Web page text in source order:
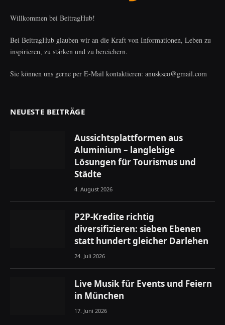
Willkommen bei BeitragHub!
Bei BeitragHub glauben wir an die Kraft von Informationen, Leben zu
inspirieren, zu stärken und zu bereichern.
Sie können uns gerne per E-Mail kontaktieren: anuskseo@gmail.com
NEUESTE BEITRÄGE
Aussichtsplattformen aus
Aluminium – langlebige
Lösungen für Tourismus und
Städte
4. August 2026
P2P-Kredite richtig
diversifizieren: sieben Ebenen
statt hundert gleicher Darlehen
24. Juli 2026
Live Musik für Events und Feiern
in München
17. Juni 2026